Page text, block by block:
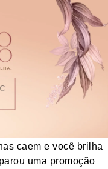
caem e você brilha
uma promoção